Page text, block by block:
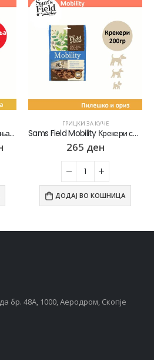
Pedigree Dentastix Стапчиња со вкус на Пилешко [сет 9х Кесичка 180]
ГРИЦКИ ЗА КУЧЕ
Sams Field Mobility Крекери со вкус на Пилешко и ориз [Кесичка 200гр]
265 ден
ДОДАЈ ВО КОШНИЦА
бр. 48А, 1000, Аеродром, Скопје